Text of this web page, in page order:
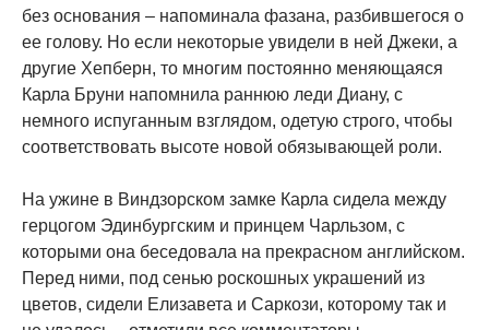
без основания – напоминала фазана, разбившегося о
ее голову. Но если некоторые увидели в ней Джеки, а
другие Хепберн, то многим постоянно меняющаяся
Карла Бруни напомнила раннюю леди Диану, с
немного испуганным взглядом, одетую строго, чтобы
соответствовать высоте новой обязывающей роли.
На ужине в Виндзорском замке Карла сидела между
герцогом Эдинбургским и принцем Чарльзом, с
которыми она беседовала на прекрасном английском.
Перед ними, под сенью роскошных украшений из
цветов, сидели Елизавета и Саркози, которому так и